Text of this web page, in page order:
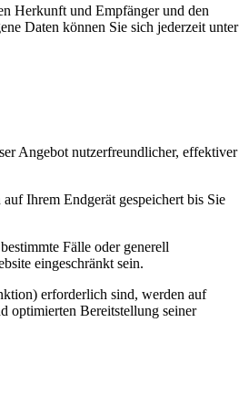
Herkunft und Empfänger und den
Daten können Sie sich jederzeit unter
Angebot nutzerfreundlicher, effektiver
Ihrem Endgerät gespeichert bis Sie
Fälle oder generell
eingeschränkt sein.
erforderlich sind, werden auf
optimierten Bereitstellung seiner